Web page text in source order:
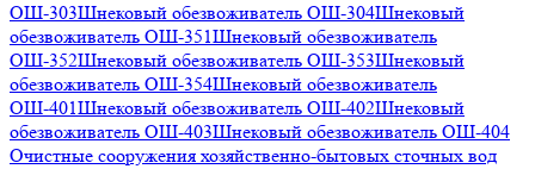
ОШ-303Шнековый обезвоживатель ОШ-304Шнековый
обезвоживатель ОШ-351Шнековый обезвоживатель
ОШ-352Шнековый обезвоживатель ОШ-353Шнековый
обезвоживатель ОШ-354Шнековый обезвоживатель
ОШ-401Шнековый обезвоживатель ОШ-402Шнековый
обезвоживатель ОШ-403Шнековый обезвоживатель ОШ-404
Очистные сооружения хозяйственно-бытовых сточных вод